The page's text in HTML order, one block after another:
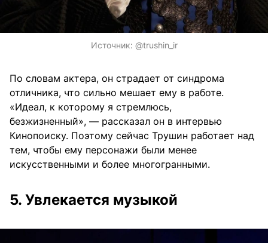
Источник: @trushin_ir
По словам актера, он страдает от синдрома
отличника, что сильно мешает ему в работе.
«Идеал, к которому я стремлюсь,
безжизненный», — рассказал он в интервью
Кинопоиску. Поэтому сейчас Трушин работает над
тем, чтобы ему персонажи были менее
искусственными и более многогранными.
5. Увлекается музыкой